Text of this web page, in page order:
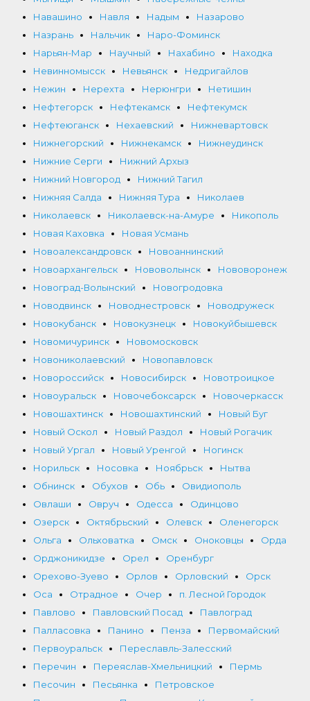
Навашино
Навля Надым
Назарово
Назрань
Нальчик
Наро-Фоминск
Нарьян-Мар
Научный Нахабино
Находка
Невинномысск
Невьянск
Недригайлов
Нежин
Нерехта Нерюнгри
Нетишин
Нефтегорск
Нефтекамск
Нефтекумск
Нефтеюганск
Нехаевский
Нижневартовск
Нижнегорский
Нижнекамск
Нижнеудинск
Нижние Серги
Нижний Архыз
Нижний Новгород
Нижний Тагил
Нижняя Салда
Нижняя Тура
Николаев
Николаевск
Николаевск-на-Амуре
Никополь
Новая Каховка
Новая Усмань
Новоалександровск
Новоаннинский
Новоархангельск
Нововолынск
Нововоронеж
Новоград-Волынский
Новогродовка
Новодвинск
Новоднестровск
Новодружеск
Новокубанск
Новокузнецк
Новокуйбышевск
Новомичуринск
Новомосковск
Новониколаевский
Новопавловск
Новороссийск
Новосибирск
Новотроицкое
Новоуральск
Новочебоксарск
Новочеркасск
Новошахтинск
Новошахтинский
Новый Буг
Новый Оскол
Новый Раздол
Новый Рогачик
Новый Ургал
Новый Уренгой
Ногинск
Норильск
Носовка Ноябрьск
Нытва
Обнинск
Обухов Обь
Овидиополь
Овлаши
Овруч Одесса
Одинцово
Озерск
Октябрьский Олевск
Оленегорск
Ольга
Ольховатка Омск Оноковцы
Орда
Орджоникидзе
Орел
Оренбург
Орехово-Зуево
Орлов Орловский
Орск
Оса
Отрадное Очер
п. Лесной Городок
Павлово
Павловский Посад
Павлоград
Палласовка
Панино Пенза
Первомайский
Первоуральск
Переславль-Залесский
Перечин
Переяслав-Хмельницкий
Пермь
Песочин
Песьянка
Петровское